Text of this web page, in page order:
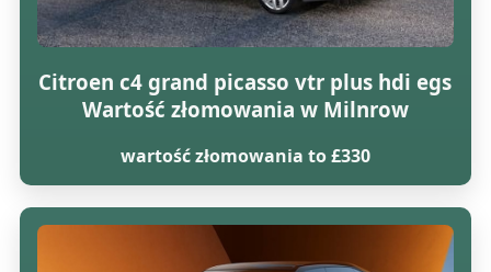
Citroen c4 grand picasso vtr plus hdi egs
Wartość złomowania w Milnrow
wartość złomowania to £330